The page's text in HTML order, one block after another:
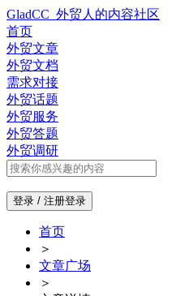
GladCC_外贸人的内容社区
首页
外贸文章
外贸文档
需求对接
外贸话题
外贸服务
外贸答题
外贸调研
登录 / 注册登录
首页
＞
文章广场
＞